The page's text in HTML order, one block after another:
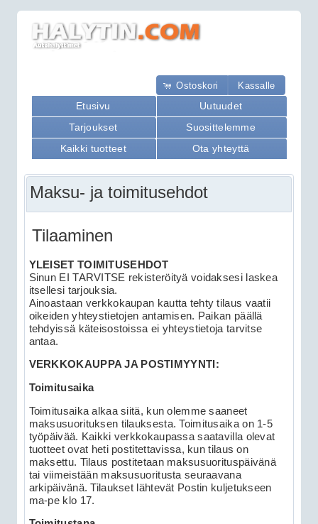
Ostoskori Kassalle
Etusivu
Uutuudet
Tarjoukset
Suosittelemme
Kaikki tuotteet
Ota yhteyttä
Maksu- ja toimitusehdot
Tilaaminen
YLEISET TOIMITUSEHDOT
Sinun EI TARVITSE rekisteröityä voidaksesi laskea
itsellesi tarjouksia.
Ainoastaan verkkokaupan kautta tehty tilaus vaatii
oikeiden yhteystietojen antamisen. Paikan päällä
tehdyissä käteisostoissa ei yhteystietoja tarvitse
antaa.
VERKKOKAUPPA JA POSTIMYYNTI:
Toimitusaika
Toimitusaika alkaa siitä, kun olemme saaneet
maksusuorituksen tilauksesta. Toimitusaika on 1-5
työpäivää. Kaikki verkkokaupassa saatavilla olevat
tuotteet ovat heti postitettavissa, kun tilaus on
maksettu. Tilaus postitetaan maksusuorituspäivänä
tai viimeistään maksusuoritusta seuraavana
arkipäivänä. Tilaukset lähtevät Postin kuljetukseen
ma-pe klo 17.